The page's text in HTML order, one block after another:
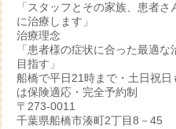
「スタッフとその家族、患者
に治療します」
治療理念
「患者様の症状に合った最適
目指す」
船橋で平日21時まで・土日祝
は保険適応・完全予約制
〒273-0011
千葉県船橋市湊町2丁目8－45